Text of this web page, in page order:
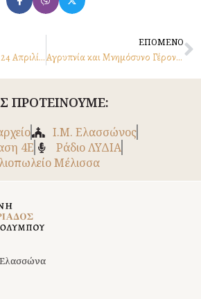
Εσπερινός της Αγάπης 24 Απριλίου 2022
ΕΠΟΜΕΝΟ
Αγρυπνία και Μνημόσυνο Γέροντος Νεοφύτου
ΠΡΟΤΕΙΝΟΥΜΕ:
Ι.Μ. Ελασσώνος
4Ε
Ράδιο ΛΥΔΙΑ
Μέλισσα